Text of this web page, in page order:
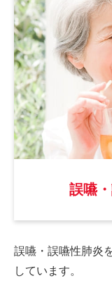
誤嚥
誤嚥・誤嚥性肺炎
しています。